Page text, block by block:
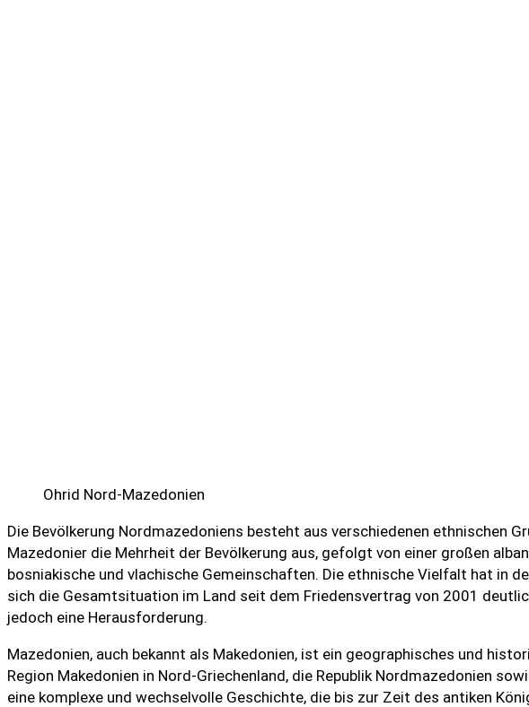
Ohrid Nord-Mazedonien
Die Bevölkerung Nordmazedoniens besteht aus verschiedenen ethnischen
Mazedonier die Mehrheit der Bevölkerung aus, gefolgt von einer großen
bosniakische und vlachische Gemeinschaften. Die ethnische Vielfalt hat in
sich die Gesamtsituation im Land seit dem Friedensvertrag von 2001
jedoch eine Herausforderung.
Mazedonien, auch bekannt als Makedonien, ist ein geographisches und
Region Makedonien in Nord-Griechenland, die Republik Nordmazedonien
eine komplexe und wechselvolle Geschichte, die bis zur Zeit des antiken